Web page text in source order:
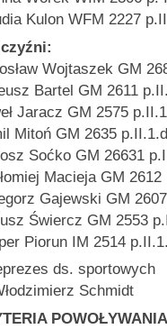
Kulon WFM 2227
Wojtaszek GM
Bartel GM 2611
Jaracz GM 2575
Mitoń GM 2635
Soćko GM 26631
Macieja GM
Gajewski GM
Świercz GM 2553
Piorun IM 2514
ds. sportowych
Schmidt